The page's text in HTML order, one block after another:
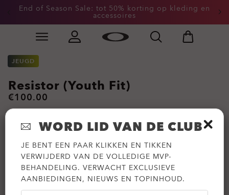
Skip to
content
End of Season Sale: tot 50% korting op kleding en
accessoires
Slide 2 of 3. End of Season Sale: tot 50% korting op
JEUGD
Resistor (Youth Fit)
€100.00
WORD LID VAN DE CLUB
JE BENT EEN PAAR KLIKKEN EN TIKKEN
VERWIJDERD VAN DE VOLLEDIGE MVP-
BEHANDELING. VERWACHT EXCLUSIEVE
AANBIEDINGEN, NIEUWS EN TOPINHOUD.